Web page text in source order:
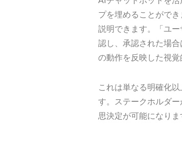
プを埋めることがで
説明できます。「ユ
認し、承認された場
の動作を反映した視覚
これは単なる明確化
す。ステークホルダ
思決定が可能になりま